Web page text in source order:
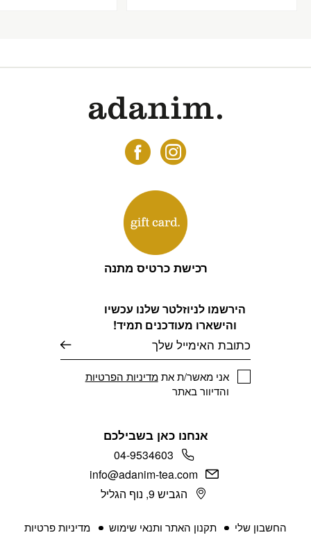
הירשמו לניוזלטר שלנו עכשיו
והישארו מעודכנים תמיד!
אני מאשר/ת אתמדיניות הפרטיות
והדיוור באתר
החשבון שלי תקנון האתר ותנאי שימוש מדיניות פרטיות
אנחנו כאן בשבילכם
04-9534603
info@adanim-tea.com
הגביש 9, נוף הגליל
רכישת כרטיס מתנה